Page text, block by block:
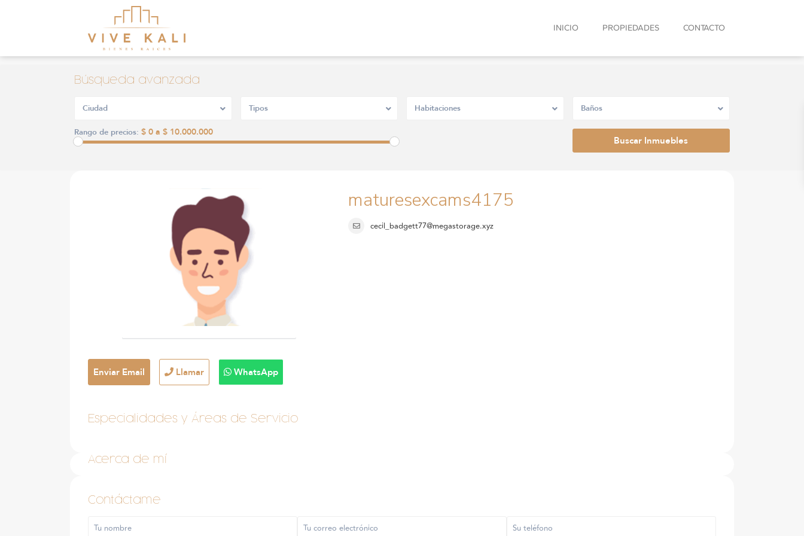
INICIO PROPIEDADES CONTACTO
Búsqueda avanzada
Ciudad Tipos Habitaciones Baños
Rango de precios: $ 0 a $ 10.000.000
maturesexcams4175
cecil_badgett77@megastorage.xyz
Enviar Email Llamar WhatsApp
Especialidades y Áreas de Servicio
Acerca de mí
Contáctame